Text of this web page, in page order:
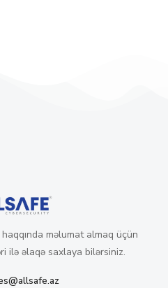
məlumat almaq üçün
ilə əlaqə saxlaya bilərsiniz.